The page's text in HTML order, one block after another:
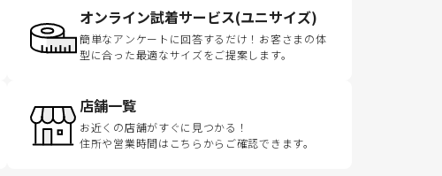
オンライン試着サービス(ユニサイズ)
簡単なアンケートに回答するだけ！お客さまの体
型に合った最適なサイズをご提案します。
店舗一覧
お近くの店舗がすぐに見つかる！
住所や営業時間はこちらからご確認できます。